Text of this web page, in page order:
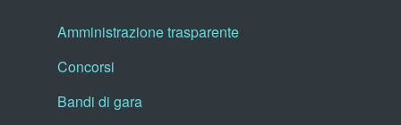
Amministrazione trasparente
Concorsi
Bandi di gara